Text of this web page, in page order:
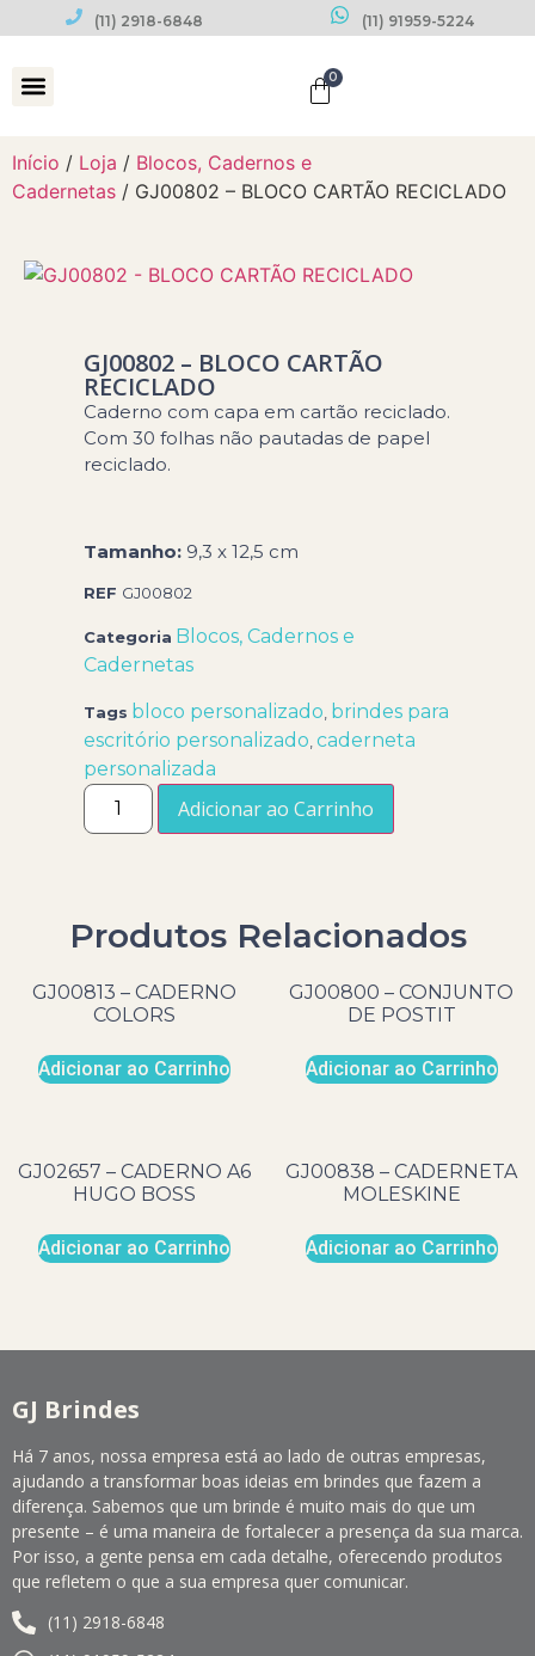
(11) 2918-6848 (11) 91959-5224
0
Início / Loja / Blocos, Cadernos e
Cadernetas / GJ00802 – BLOCO CARTÃO RECICLADO
GJ00802 – BLOCO CARTÃO
RECICLADO
Caderno com capa em cartão reciclado.
Com 30 folhas não pautadas de papel
reciclado.
Tamanho: 9,3 x 12,5 cm
REF GJ00802
Categoria Blocos, Cadernos e
Cadernetas
Tags bloco personalizado brindes para
escritório personalizado ,caderneta
personalizada
Adicionar ao Carrinho
Produtos Relacionados
GJ00813 – CADERNO
COLORS
Adicionar ao Carrinho
GJ00800 – CONJUNTO
DE POSTIT
Adicionar ao Carrinho
GJ02657 – CADERNO A6
HUGO BOSS
Adicionar ao Carrinho
GJ00838 – CADERNETA
MOLESKINE
Adicionar ao Carrinho
GJ Brindes
Há 7 anos, nossa empresa está ao lado de outras empresas,
ajudando a transformar boas ideias em brindes que fazem a
diferença. Sabemos que um brinde é muito mais do que um
presente – é uma maneira de fortalecer a presença da sua marca.
Por isso, a gente pensa em cada detalhe, oferecendo produtos
que refletem o que a sua empresa quer comunicar.
(11) 2918-6848